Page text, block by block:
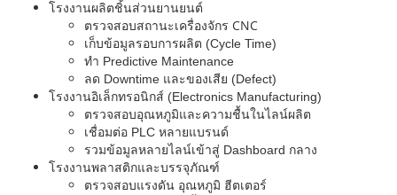
โรงงานผลิตชิ้นส่วนยานยนต์
ตรวจสอบสถานะเครื่องจักร CNC
เก็บข้อมูลรอบการผลิต (Cycle Time)
ทำ Predictive Maintenance
ลด Downtime และของเสีย (Defect)
โรงงานอิเล็กทรอนิกส์ (Electronics Manufacturing)
ตรวจสอบอุณหภูมิและความชื้นในไลน์ผลิต
เชื่อมต่อ PLC หลายแบรนด์
รวมข้อมูลหลายไลน์เข้าสู่ Dashboard กลาง
โรงงานพลาสติกและบรรจุภัณฑ์
ตรวจสอบแรงดัน อุณหภูมิ ฮีตเตอร์